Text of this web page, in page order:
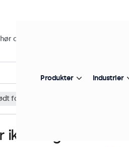
og forsyninger til dine Beetronics-
forlængerkabel
ikke nogen
Produkter Industrier